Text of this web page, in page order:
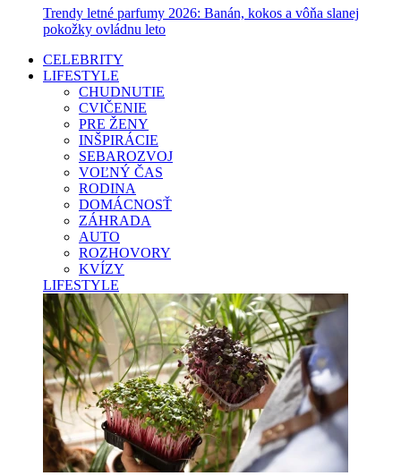
Trendy letné parfumy 2026: Banán, kokos a vôňa slanej
pokožky ovládnu leto
CELEBRITY
LIFESTYLE
CHUDNUTIE
CVIČENIE
PRE ŽENY
INŠPIRÁCIE
SEBAROZVOJ
VOĽNÝ ČAS
RODINA
DOMÁCNOSŤ
ZÁHRADA
AUTO
ROZHOVORY
KVÍZY
LIFESTYLE